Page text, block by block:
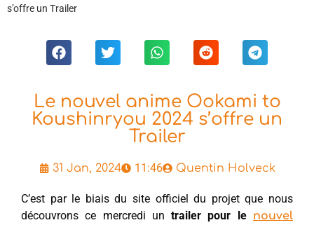
s’offre un Trailer
Le nouvel anime Ookami to
Koushinryou 2024 s’offre un
Trailer
31 Jan, 2024 11:46 Quentin Holveck
C’est par le biais du site officiel du projet que nous
découvrons ce mercredi untrailer pour le nouvel